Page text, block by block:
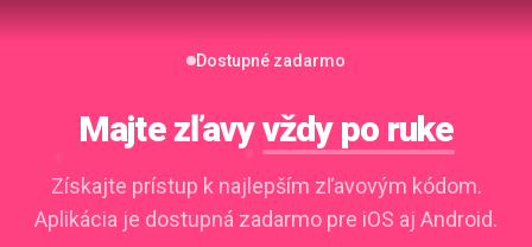
Dostupné zadarmo
Majte zľavyvždy po ruke
Získajte prístup k najlepším zľavovým kódom.
Aplikácia je dostupná zadarmo pre iOS aj Android.